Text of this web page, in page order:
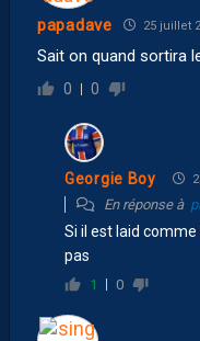
papadave 25 juillet
Sait on quand sortira
0 0
Georgie Boy
En réponse à
Si il est laid comme
pas
1 0